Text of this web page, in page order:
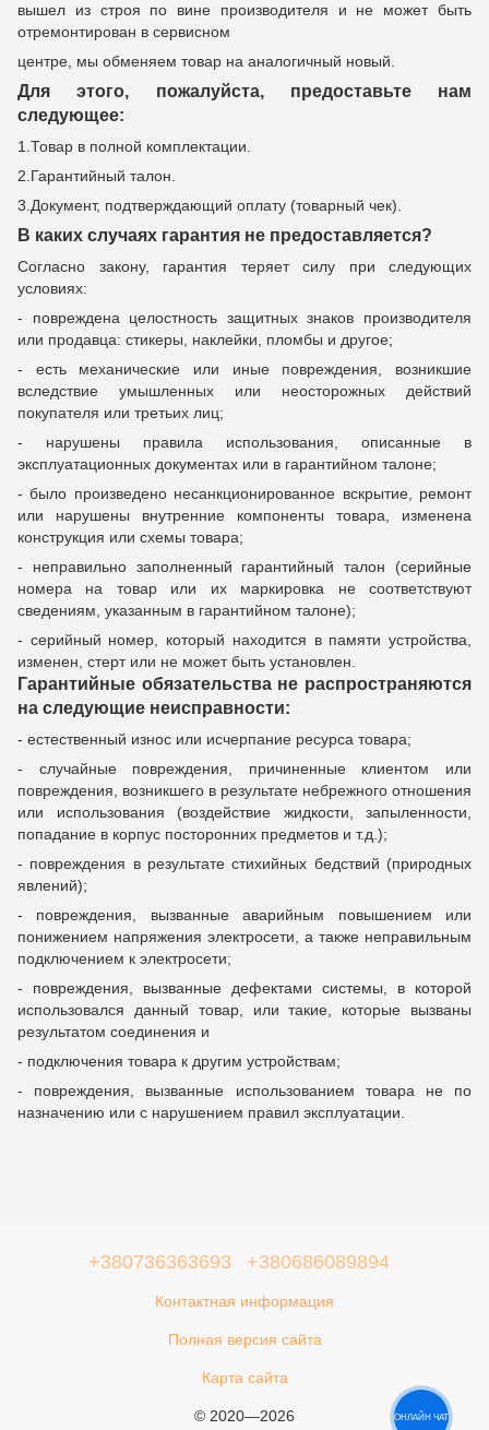
вышел из строя по вине производителя и не может быть
отремонтирован в сервисном
центре, мы обменяем товар на аналогичный новый.
Для этого, пожалуйста, предоставьте нам
следующее:
1.Товар в полной комплектации.
2.Гарантийный талон.
3.Документ, подтверждающий оплату (товарный чек).
В каких случаях гарантия не предоставляется?
Согласно закону, гарантия теряет силу при следующих
условиях:
- повреждена целостность защитных знаков производителя
или продавца: стикеры, наклейки, пломбы и другое;
- есть механические или иные повреждения, возникшие
вследствие умышленных или неосторожных действий
покупателя или третьих лиц;
- нарушены правила использования, описанные в
эксплуатационных документах или в гарантийном талоне;
- было произведено несанкционированное вскрытие, ремонт
или нарушены внутренние компоненты товара, изменена
конструкция или схемы товара;
- неправильно заполненный гарантийный талон (серийные
номера на товар или их маркировка не соответствуют
сведениям, указанным в гарантийном талоне);
- серийный номер, который находится в памяти устройства,
изменен, стерт или не может быть установлен.
Гарантийные обязательства не распространяются
на следующие неисправности:
- естественный износ или исчерпание ресурса товара;
- случайные повреждения, причиненные клиентом или
повреждения, возникшего в результате небрежного отношения
или использования (воздействие жидкости, запыленности,
попадание в корпус посторонних предметов и т.д.);
- повреждения в результате стихийных бедствий (природных
явлений);
- повреждения, вызванные аварийным повышением или
понижением напряжения электросети, а также неправильным
подключением к электросети;
- повреждения, вызванные дефектами системы, в которой
использовался данный товар, или такие, которые вызваны
результатом соединения и
- подключения товара к другим устройствам;
- повреждения, вызванные использованием товара не по
назначению или с нарушением правил эксплуатации.
+380736363693 +380686089894
Контактная информация
Полная версия сайта
Карта сайта
© 2020—2026 ОНЛАЙН ЧАТ